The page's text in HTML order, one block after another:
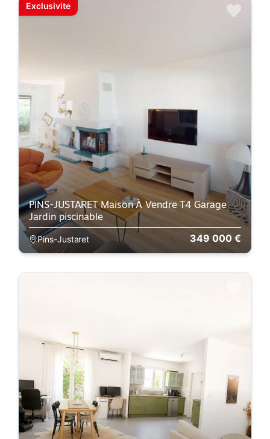
Exclusivite
349 000 €
PINS-JUSTARET Maison À Vendre T4 Garage
Jardin piscinable
Pins-Justaret